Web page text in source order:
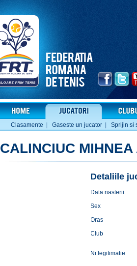
Clasamente Gaseste un jucator Sprijin si
CALINCIUC MIHNEA
Detaliile
Data nasterii
Sex
Oras
Club
Nr.legitimatie